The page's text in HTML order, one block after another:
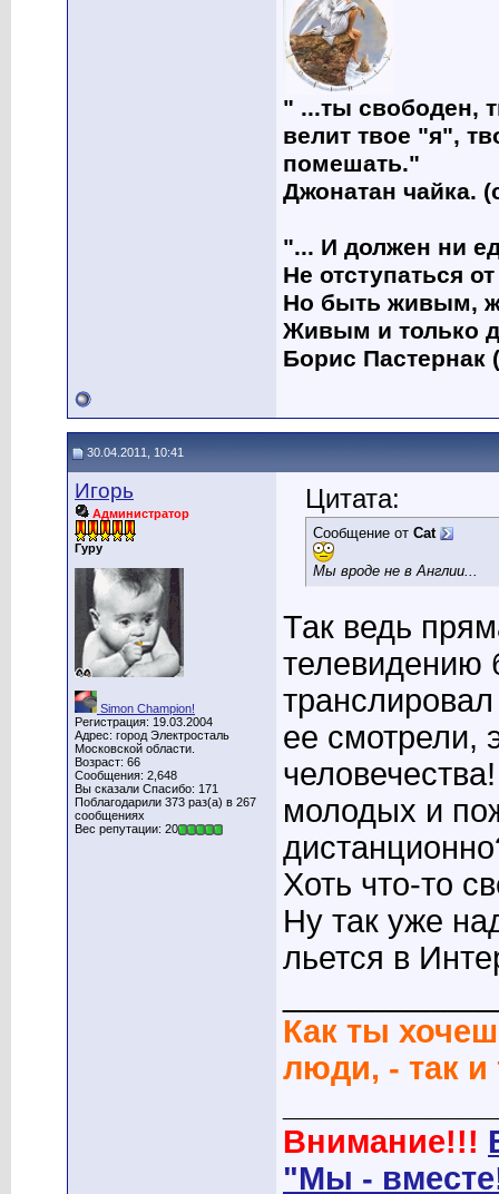
" ...ты свободен,
велит твое "я",
помешать."
Джонатан чайка.
"... И должен ни
Не отступаться
Но быть живым,
Живым и только
Борис Пастернак
30.04.2011, 10:41
Игорь
Администратор
Гуру
Simon Champion!
Регистрация: 19.03.2004
Адрес: город Электросталь
Московской области.
Возраст: 66
Сообщения: 2,648
Вы сказали Спасибо: 171
Поблагодарили 373 раз(а) в 267
сообщениях
Вес репутации: 20
Цитата:
Сообщение от Cat
Мы вроде не в Англии...
Так ведь
телевидению
ее смотрели,
молодых и
Хоть что-то
Ну так уже
льется в
Как ты
люди, - так
Внимание!!!
"Мы -